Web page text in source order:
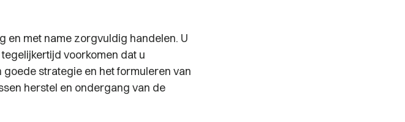
en met name zorgvuldig handelen. U
voorkomen dat u
strategie en het formuleren van
herstel en ondergang van de